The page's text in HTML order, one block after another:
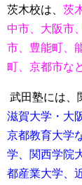
茨木校は、 茨
中市、大阪市
市、豊能町、
町、京都市な
武田塾には、
滋賀大学・大
京都教育大学
学、関西学院
都産業大学、